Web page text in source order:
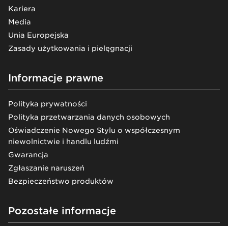
Kariera
Media
Unia Europejska
Zasady użytkowania i pielęgnacji
Informacje prawne
Polityka prywatności
Polityka przetwarzania danych osobowych
Oświadczenie Nowego Stylu o współczesnym
niewolnictwie i handlu ludźmi
Gwarancja
Zgłaszanie naruszeń
Bezpieczeństwo produktów
Pozostałe informacje